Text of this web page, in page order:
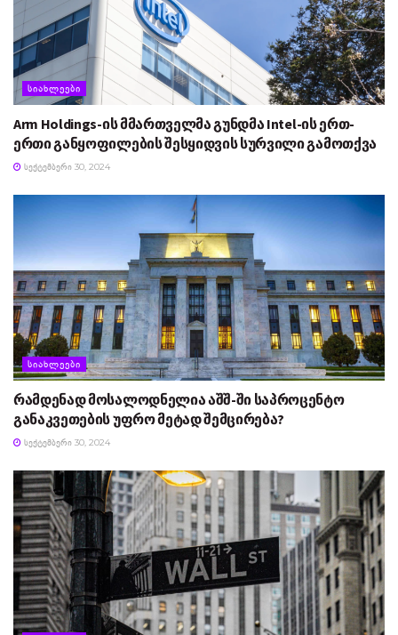
ᲡᲘᲐᲮᲚᲔᲔᲑᲘ
Arm Holdings-ის მმართველმა გუნდმა Intel-ის ერთ-
ერთი განყოფილების შესყიდვის სურვილი გამოთქვა
ᲡᲔᲥᲢᲔᲛᲑᲔᲠᲘ 30, 2024
ᲡᲘᲐᲮᲚᲔᲔᲑᲘ
რამდენად მოსალოდნელია აშშ-ში საპროცენტო
განაკვეთების უფრო მეტად შემცირება?
ᲡᲔᲥᲢᲔᲛᲑᲔᲠᲘ 30, 2024